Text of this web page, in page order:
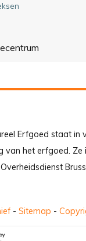
Erfgoed staat
van het erfgoed. Ze
- Sitemap -